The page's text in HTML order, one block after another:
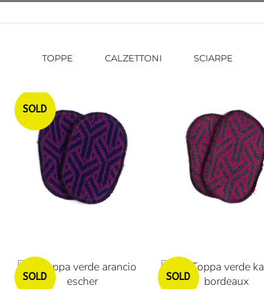
TOPPE CALZETTONI SCIARPE
SOLD
Esaurito
SOLD
Esaurito
SOLD